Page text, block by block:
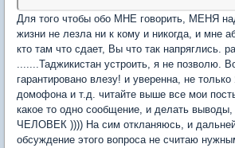
Для того чтобы обо МНЕ говорить, МЕНЯ
жизни не лезла ни к кому и никогда, и мне
кто там что сдает, Вы что так напряглись.
.......Таджикистан устроить, я не позволю.
гарантировано влезу! и уверенна, не
домофона и т.д. читайте выше все мои
какое то одно сообщение, и делать
ЧЕЛОВЕК )))) На сим откланяюсь, и
обсуждение этого вопроса не считаю